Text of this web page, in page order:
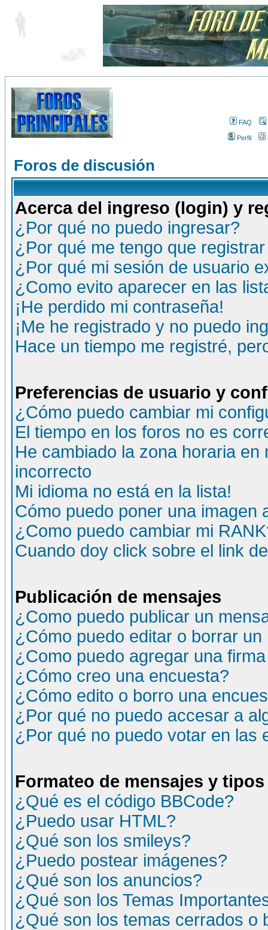
FAQ
Perfil
Foros de discusión
Acerca del ingreso (login) y
¿Por qué no puedo ingresar?
¿Por qué me tengo que
¿Por qué mi sesión de usuario
¿Como evito aparecer en las
¡He perdido mi contraseña!
¡Me he registrado y no puedo
Hace un tiempo me registré,
Preferencias de usuario y
¿Cómo puedo cambiar mi
El tiempo en los foros no es
He cambiado la zona horaria
incorrecto
Mi idioma no está en la lista!
Cómo puedo poner una imagen
¿Como puedo cambiar mi
Cuando doy click sobre el link
Publicación de mensajes
¿Como puedo publicar un
¿Cómo puedo editar o borrar un
¿Como puedo agregar una
¿Cómo creo una encuesta?
¿Cómo edito o borro una
¿Por qué no puedo accesar a
¿Por qué no puedo votar en las
Formateo de mensajes y
¿Qué es el código BBCode?
¿Puedo usar HTML?
¿Qué son los smileys?
¿Puedo postear imágenes?
¿Qué son los anuncios?
¿Qué son los Temas
¿Qué son los temas cerrados o